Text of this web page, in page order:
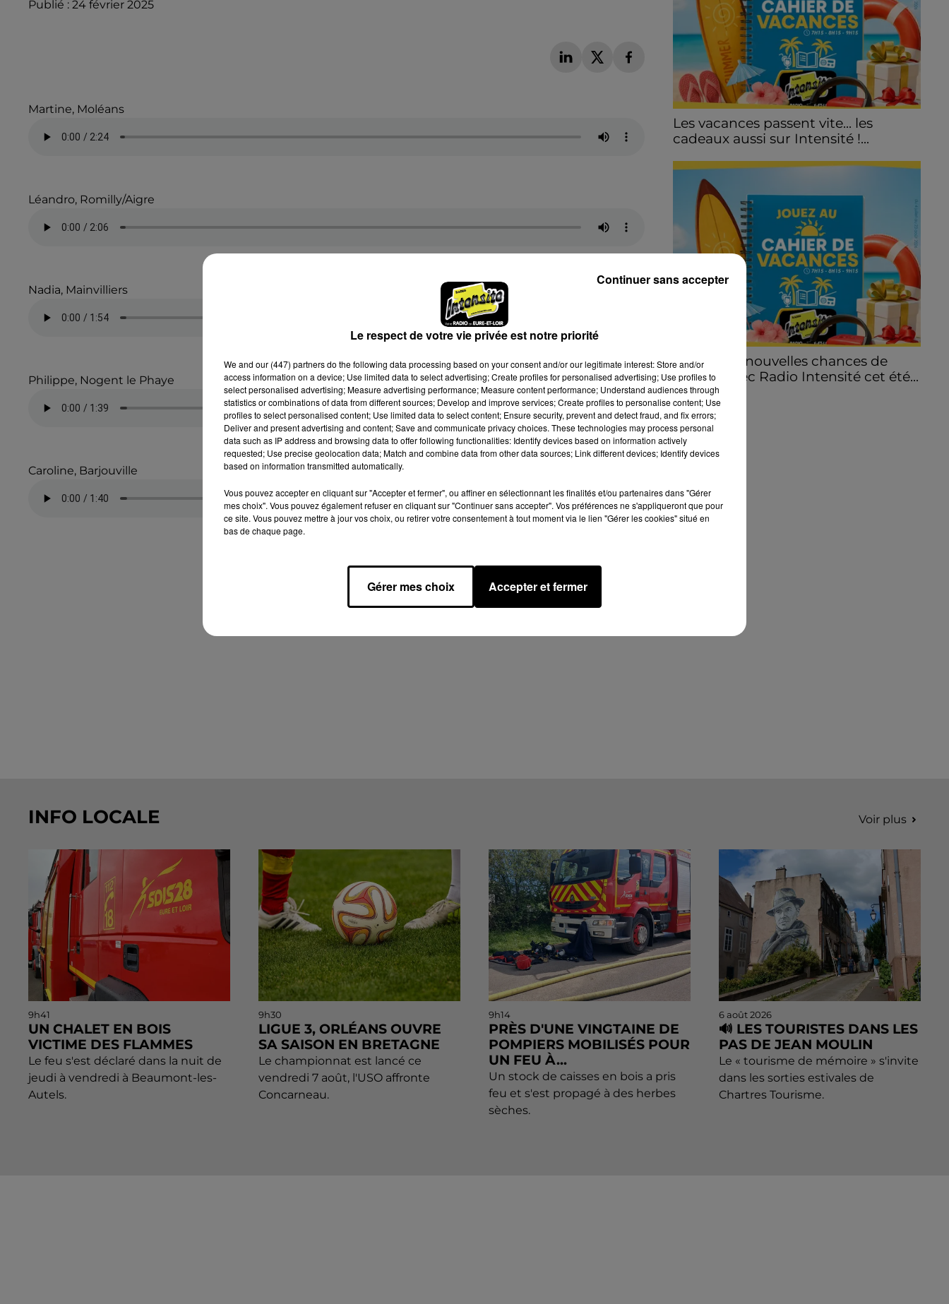
Publié : 24 février 2025
Martine, Moléans
Léandro, Romilly/Aigre
Nadia, Mainvilliers
Philippe, Nogent le Phaye
Caroline, Barjouville
Les vacances passent vite... les
cadeaux aussi sur Intensité !...
Encore de nouvelles chances de
gagner avec Radio Intensité cet été...
INFO LOCALE Voir plus
9h41
UN CHALET EN BOIS
VICTIME DES FLAMMES
Le feu s'est déclaré dans la nuit de
jeudi à vendredi à Beaumont-les-
Autels.
9h30
LIGUE 3, ORLÉANS OUVRE
SA SAISON EN BRETAGNE
Le championnat est lancé ce
vendredi 7 août, l'USO affronte
Concarneau.
9h14
PRÈS D'UNE VINGTAINE DE
POMPIERS MOBILISÉS POUR
UN FEU À...
Un stock de caisses en bois a pris
feu et s'est propagé à des herbes
sèches.
6 août 2026
🔊 LES TOURISTES DANS LES
PAS DE JEAN MOULIN
Le « tourisme de mémoire » s'invite
dans les sorties estivales de
Chartres Tourisme.
Le respect de votre vie privée est notre priorité
We and our (447) partnersdo the following data processing based on your consent and/or our legitimate interest: Store and/or
access information on a device; Use limited data to select advertising; Create profiles for personalised advertising; Use profiles to
select personalised advertising; Measure advertising performance; Measure content performance; Understand audiences through
statistics or combinations of data from different sources; Develop and improve services; Create profiles to personalise content; Use
profiles to select personalised content; Use limited data to select content; Ensure security, prevent and detect fraud, and fix errors;
Deliver and present advertising and content; Save and communicate privacy choices. These technologies may process personal
data such as IP address and browsing data to offer following functionalities: Identify devices based on information actively
requested; Use precise geolocation data; Match and combine data from other data sources; Link different devices; Identify devices
based on information transmitted automatically.
Vous pouvez accepter en cliquant sur "Accepter et fermer", ou affiner en sélectionnant les finalités et/ou partenaires dans "Gérer
mes choix". Vous pouvez également refuser en cliquant sur "Continuer sans accepter". Vos préférences ne s'appliqueront que pour
ce site. Vous pouvez mettre à jour vos choix, ou retirer votre consentement à tout moment via le lien "Gérer les cookies" situé en
bas de chaque page.
Gérer mes choix Accepter et fermer
Continuer sans accepter